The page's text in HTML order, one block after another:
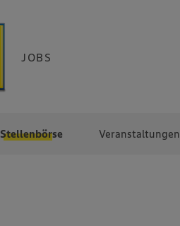
JOBS
Stellenbörse Veranstaltungen